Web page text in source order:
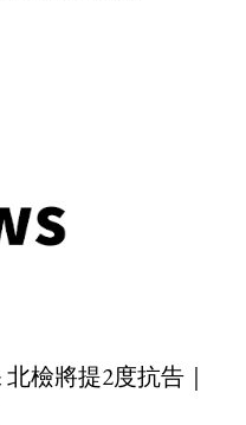
檢將提2度抗告｜